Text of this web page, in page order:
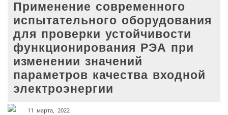
Применение современного
испытательного оборудования
для проверки устойчивости
функционирования РЭА при
изменении значений
параметров качества входной
электроэнергии
11 марта, 2022